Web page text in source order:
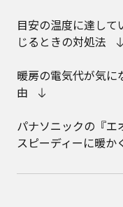
目安の温度に達し
じるときの対処法
暖房の電気代が気
由
パナソニックの『エ
スピーディーに暖か